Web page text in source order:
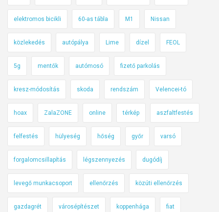
elektromos bicikli 60-as tábla M1 Nissan
közlekedés autópálya Lime dízel FEOL
5g mentők autómosó fizető parkolás
kresz-módosítás skoda rendszám Velencei-tó
hoax ZalaZONE online térkép aszfaltfestés
felfestés hülyeség hőség győr varsó
forgalomcsillapítás légszennyezés dugódíj
levegő munkacsoport ellenőrzés közúti ellenőrzés
gazdagrét városépítészet koppenhága fiat